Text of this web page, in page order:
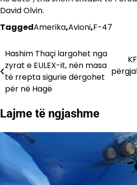
David Olvin.
TaggedAmerika,Avioni,F-47
Lëvizje
te
postimet
Hashim Thaçi largohet nga
zyrat e EULEX-it, nën masa
të rrepta sigurie dërgohet
për në Hagë
Lajme të ngjashme